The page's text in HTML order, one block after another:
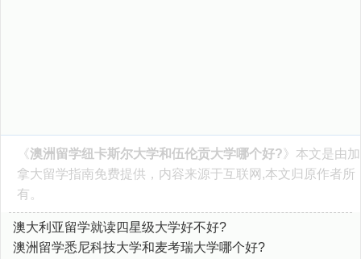
《澳洲留学纽卡斯尔大学和伍伦贡大学哪个好?》本文是由加
拿大留学指南免费提供，内容来源于互联网,本文归原作者所
有。
澳大利亚留学就读四星级大学好不好?
澳洲留学悉尼科技大学和麦考瑞大学哪个好?